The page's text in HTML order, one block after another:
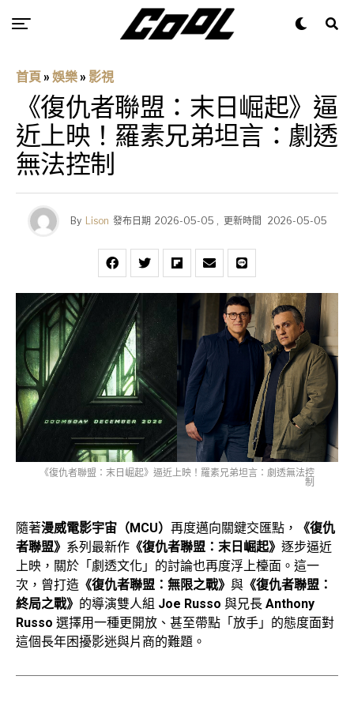
首頁 » 娛樂 » 影視
《復仇者聯盟：末日崛起》逼
近上映！羅素兄弟坦言：劇透
無法控制
By Lison 發布日期 2026-05-05 , 更新時間 2026-05-05
《復仇者聯盟：末日崛起》逼近上映！羅素兄弟坦言：劇透無法控
制
隨著漫威電影宇宙（MCU） 再度邁向關鍵交匯點，
《復仇
者聯盟》 系列最新作 《復仇者聯盟：末日崛起》 逐步逼近
上映，關於「劇透文化」的討論也再度浮上檯面。這一
次，曾打造 《復仇者聯盟：無限之戰》 與 《復仇者聯盟：
終局之戰》 的導演雙人組 Joe Russo 與兄長 Anthony
Russo 選擇用一種更開放、甚至帶點「放手」的態度面對
這個長年困擾影迷與片商的難題。